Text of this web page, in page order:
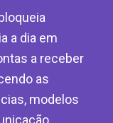
a dia em
a receber
as
modelos